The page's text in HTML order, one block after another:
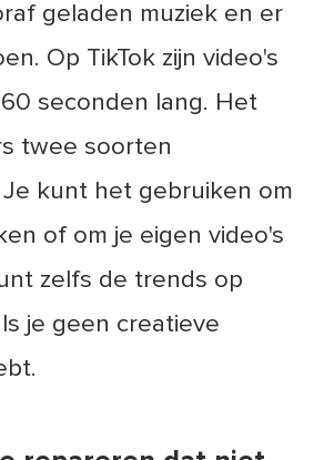
geladen muziek en er
Op TikTok zijn video's
seconden lang. Het
twee soorten
kunt het gebruiken om
of om je eigen video's
zelfs de trends op
je geen creatieve